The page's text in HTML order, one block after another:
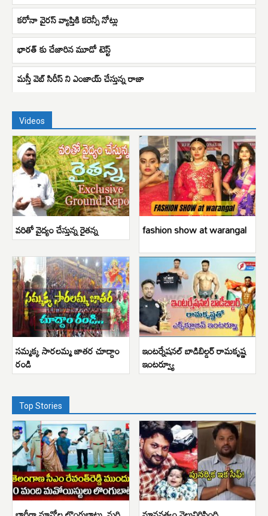
కరోనా వైరస్‌ వ్యాప్తికి కరెన్సీ నోట్లు
భారత్ కు చేజారిన మూడో టెస్ట్
మస్తీ వెబ్ సిరీస్ ని ఎంజాయ్ చేస్తున్న రాజా
Videos
వరితో వైద్యం చేస్తున్న రైతన్న fashion show at warangal
సమ్మక్క సారలమ్మ జాతర చూద్దాం
రండి
ఇంటర్నేషనల్ బాడిబిల్డర్ రామకృష్ణ
ఇంటర్వ్యూ
Top Stories